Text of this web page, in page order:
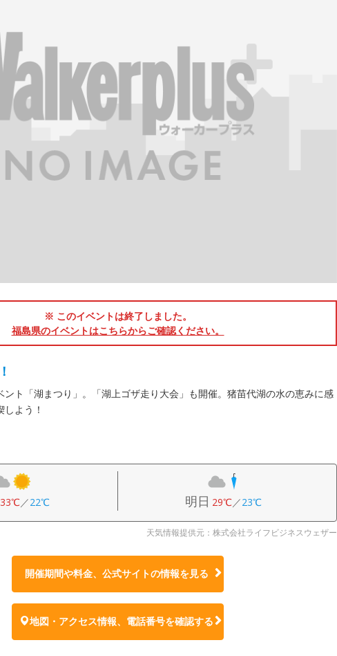
※ このイベントは終了しました。
福島県のイベントはこちらからご確認ください。
ント「湖まつり」。「湖上ゴザ走り大会」も開催。猪苗代湖の水の恵みに感
よう！
33℃／22℃ 明日 29℃／23℃
天気情報提供元：株式会社ライフビジネスウェザー
開催期間や料金、公式サイトの情報を見る
地図・アクセス情報、電話番号を確認する